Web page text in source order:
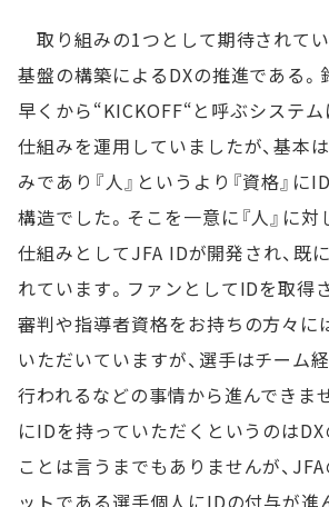
取り組みの1つとして期待されて
基盤の構築によるDXの推進である。
早くから“KICKOFF“と呼ぶシステ
仕組みを運用していましたが、基本
みであり『人』というより『資格』に
構造でした。そこを一意に『人』に
仕組みとしてJFA IDが開発され、既
れています。ファンとしてIDを取得
審判や指導者資格をお持ちの方々に
いただいていますが、選手はチーム
行われるなどの事情から進んできま
にIDを持っていただくというのは
ことは言うまでもありませんが、
ットである選手個人にIDの付与が進